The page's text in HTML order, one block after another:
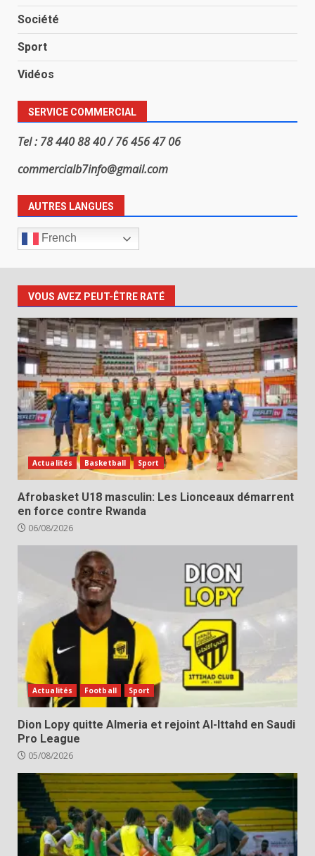
Société
Sport
Vidéos
SERVICE COMMERCIAL
Tel : 78 440 88 40 / 76 456 47 06
commercialb7info@gmail.com
AUTRES LANGUES
French
VOUS AVEZ PEUT-ÊTRE RATÉ
Actualités Basketball Sport
Afrobasket U18 masculin: Les Lionceaux démarrent
en force contre Rwanda
06/08/2026
Actualités Football Sport
Dion Lopy quitte Almeria et rejoint Al-Ittahd en Saudi
Pro League
05/08/2026